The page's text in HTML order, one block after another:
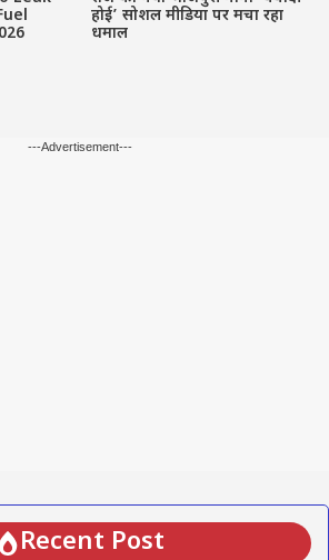
होई’ सोशल मीडिया पर मचा रहा
धमाल
---Advertisement---
Recent Post